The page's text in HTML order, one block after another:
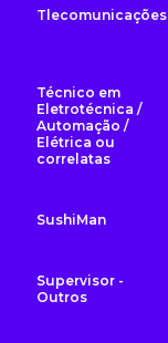
Tlecomunicações
Técnico em
Eletrotécnica /
Automação /
Elétrica ou
correlatas
SushiMan
Supervisor -
Outros